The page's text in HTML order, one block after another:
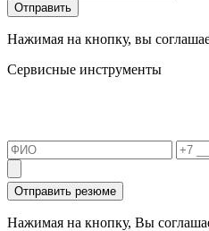
Отправить
Нажимая на кнопку, вы
Сервисные инструменты
Отправить резюме
Нажимая на кнопку, Вы